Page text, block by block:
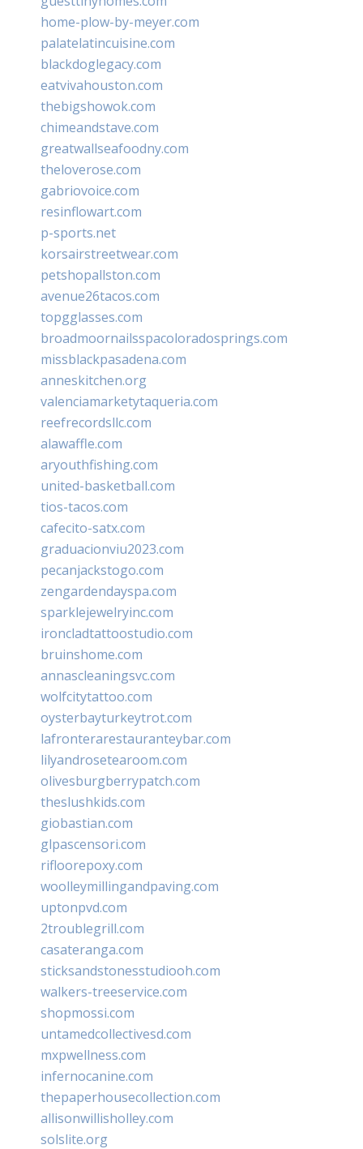
home-plow-by-meyer.com
palatelatincuisine.com
blackdoglegacy.com
eatvivahouston.com
thebigshowok.com
chimeandstave.com
greatwallseafoodny.com
theloverose.com
gabriovoice.com
resinflowart.com
p-sports.net
korsairstreetwear.com
petshopallston.com
avenue26tacos.com
topgglasses.com
broadmoornailsspacoloradosprings.com
missblackpasadena.com
anneskitchen.org
valenciamarketytaqueria.com
reefrecordsllc.com
alawaffle.com
aryouthfishing.com
united-basketball.com
tios-tacos.com
cafecito-satx.com
graduacionviu2023.com
pecanjackstogo.com
zengardendayspa.com
sparklejewelryinc.com
ironcladtattoostudio.com
bruinshome.com
annascleaningsvc.com
wolfcitytattoo.com
oysterbayturkeytrot.com
lafronterarestauranteybar.com
lilyandrosetearoom.com
olivesburgberrypatch.com
theslushkids.com
giobastian.com
glpascensori.com
rifloorepoxy.com
woolleymillingandpaving.com
uptonpvd.com
2troublegrill.com
casateranga.com
sticksandstonesstudiooh.com
walkers-treeservice.com
shopmossi.com
untamedcollectivesd.com
mxpwellness.com
infernocanine.com
thepaperhousecollection.com
allisonwillisholley.com
solslite.org